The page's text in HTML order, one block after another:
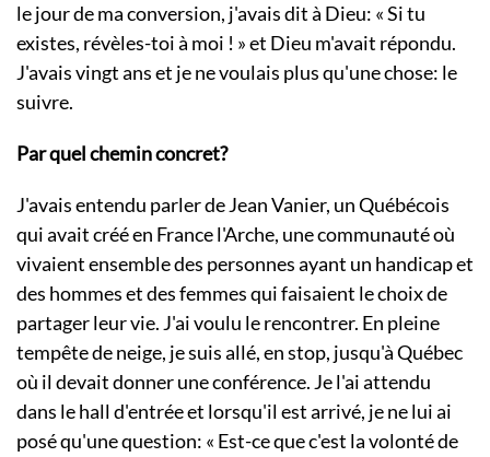
le jour de ma conversion, j'avais dit à Dieu: « Si tu
existes, révèles-toi à moi ! » et Dieu m'avait répondu.
J'avais vingt ans et je ne voulais plus qu'une chose: le
suivre.
Par quel chemin concret?
J'avais entendu parler de Jean Vanier, un Québécois
qui avait créé en France l'Arche, une communauté où
vivaient ensemble des personnes ayant un handicap et
des hommes et des femmes qui faisaient le choix de
partager leur vie. J'ai voulu le rencontrer. En pleine
tempête de neige, je suis allé, en stop, jusqu'à Québec
où il devait donner une conférence. Je l'ai attendu
dans le hall d'entrée et lorsqu'il est arrivé, je ne lui ai
posé qu'une question: « Est-ce que c'est la volonté de